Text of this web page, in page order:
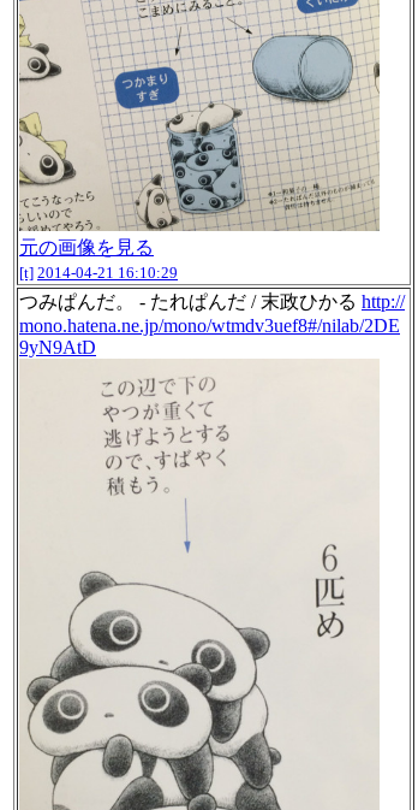
元の画像を見る
[t] 2014-04-21 16:10:29
つみぱんだ。 - たれぱんだ / 末政ひかる http://
mono.hatena.ne.jp/mono/wtmdv3uef8#/nilab/2DE
9yN9AtD